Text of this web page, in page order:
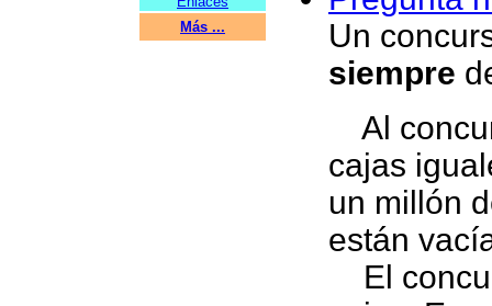
Más ...
Un
siempre
Al
cajas
un millón
están
El